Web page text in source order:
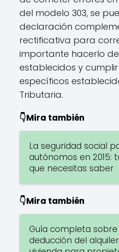
del modelo 303, se
declaración
rectificativa para
importante hacerlo
establecidos y
específicos
Tributaria.
👇Mira también
La seguridad social
autónomos en 2015:
que necesitas saber
👇Mira también
Guía completa sobre
deducción del